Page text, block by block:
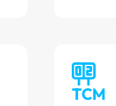
TCM